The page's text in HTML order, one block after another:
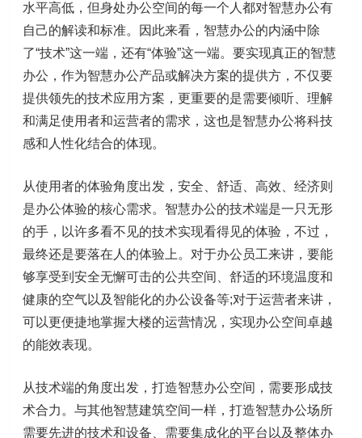
水平高低，但身处办公空间的每一个人都对智慧办公有
自己的解读和标准。因此来看，智慧办公的内涵中除
了“技术”这一端，还有“体验”这一端。要实现真正的智慧
办公，作为智慧办公产品或解决方案的提供方，不仅要
提供领先的技术应用方案，更重要的是需要倾听、理解
和满足使用者和运营者的需求，这也是智慧办公将科技
感和人性化结合的体现。
从使用者的体验角度出发，安全、舒适、高效、经济则
是办公体验的核心需求。智慧办公的技术端是一只无形
的手，以许多看不见的技术实现看得见的体验，不过，
最终还是要落在人的体验上。对于办公员工来讲，要能
够享受到安全无懈可击的公共空间、舒适的环境温度和
健康的空气以及智能化的办公设备等;对于运营者来讲，
可以更便捷地掌握大楼的运营情况，实现办公空间卓越
的能效表现。
从技术端的角度出发，打造智慧办公空间，需要形成技
术合力。与其他智慧建筑空间一样，打造智慧办公场所
需要先进的技术和设备、需要集成化的平台以及整体办